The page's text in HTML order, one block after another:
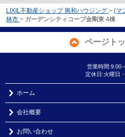
LIXIL不動産ショップ 興和ハウジング > (マ
林市 > ガーデンシティコープ金剛東 4棟
ページト
営業時間:9:00
定休日:火曜日
ホーム
会社概要
お問い合わせ